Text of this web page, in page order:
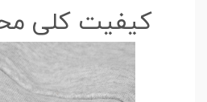
کیفیت کلی